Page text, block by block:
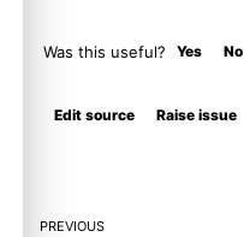
Was this useful? Yes No
Edit source Raise issue
PREVIOUS